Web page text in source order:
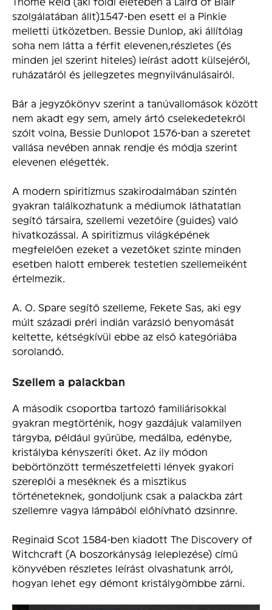
szolgálatában állt)1547-ben esett el a Pinkie
melletti ütközetben. Bessie Dunlop, aki állítólag
soha nem látta a férfit elevenen,részletes (és
minden jel szerint hiteles) leírást adott külsejéről,
ruházatáról és jellegzetes megnyilvánulásairól.
Bár a jegyzőkönyv szerint a tanúvallomások között
nem akadt egy sem, amely ártó cselekedetekről
szólt volna, Bessie Dunlopot 1576-ban a szeretet
vallása nevében annak rendje és módja szerint
elevenen elégették.
A modern spiritizmus szakirodalmában szintén
gyakran találkozhatunk a médiumok láthatatlan
segítő társaira, szellemi vezetőire (guides) való
hivatkozással. A spiritizmus világképének
megfelelően ezeket a vezetőket szinte minden
esetben halott emberek testetlen szellemeiként
értelmezik.
A. O. Spare segítő szelleme, Fekete Sas, aki egy
múlt századi préri indián varázsló benyomását
keltette, kétségkívül ebbe az első kategóriába
sorolandó.
Szellem a palackban
A második csoportba tartozó familiárisokkal
gyakran megtörténik, hogy gazdájuk valamilyen
tárgyba, például gyűrűbe, medálba, edénybe,
kristályba kényszeríti őket. Az ily módon
bebörtönzött természetfeletti lények gyakori
szereplői a meséknek és a misztikus
történeteknek, gondoljunk csak a palackba zárt
szellemre vagya lámpából előhívható dzsinnre.
Reginaid Scot 1584-ben kiadott The Discovery of
Witchcraft (A boszorkányság leleplezése) című
könyvében részletes leírást olvashatunk arról,
hogyan lehet egy démont kristálygömbbe zárni.